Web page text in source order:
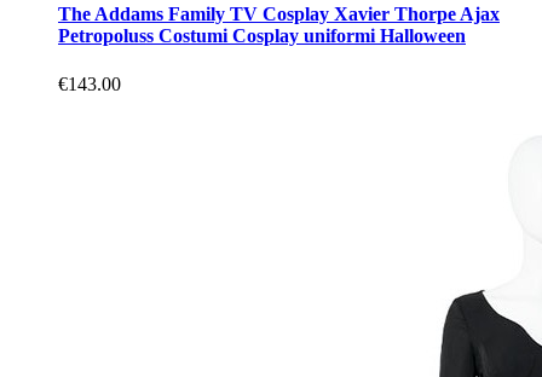
The Addams Family TV Cosplay Xavier Thorpe Ajax
Petropoluss Costumi Cosplay uniformi Halloween
€143.00